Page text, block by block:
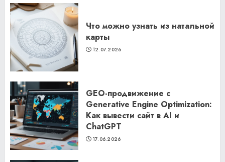
Что можно узнать из натальной
карты
12.07.2026
GEO-продвижение с
Generative Engine Optimization:
Как вывести сайт в AI и
ChatGPT
17.06.2026